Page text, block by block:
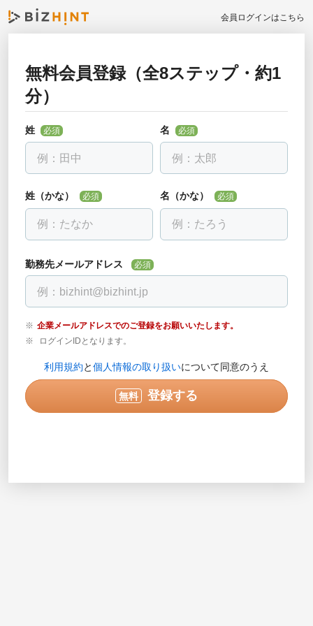
会員ログインはこちら
無料会員登録（全8ステップ・約1
分）
姓 必須 名 必須
姓（かな） 必須 名（かな） 必須
勤務先メールアドレス 必須
企業メールアドレスでのご登録をお願いいたします。
ログインIDとなります。
利用規約と個人情報の取り扱いについて同意のうえ
無料 登録する
お勤め先について教えて下さい
全ての項目を入力して下さい
勤務先名
必須
会社名を入力し、下に出る候補を選んでください。見つからない場合
部署・役職正式名称 必須
的の電話ではありません。
い。入力例で示されている番号は使用できません。
戻る